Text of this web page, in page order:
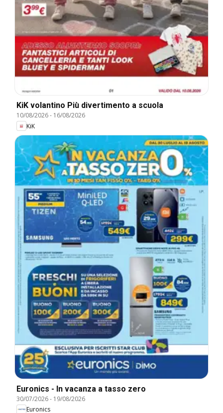
KiK volantino Più divertimento a scuola
10/08/2026- 16/08/2026
KiK
Euronics - In vacanza a tasso zero
30/07/2026- 19/08/2026
Euronics